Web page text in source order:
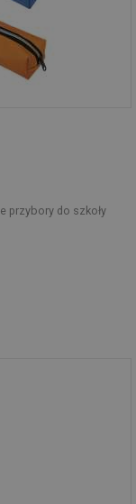
przybory do szkoły